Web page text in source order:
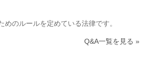
のルールを定めている法律です。
Q&A一覧を見る »